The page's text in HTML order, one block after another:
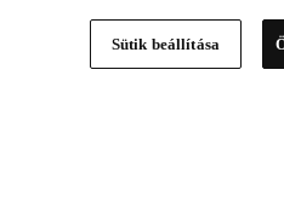
Sütik beállítása